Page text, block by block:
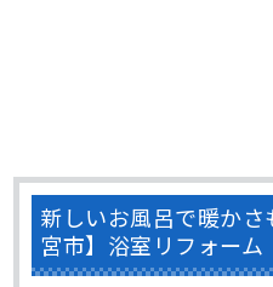
新しいお風呂で暖か
宮市】浴室リフォーム